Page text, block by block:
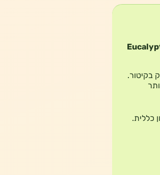
בקיטור.
כללית.